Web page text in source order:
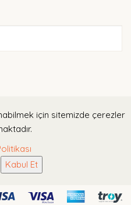
için sitemizde çerezler
Kabul Et